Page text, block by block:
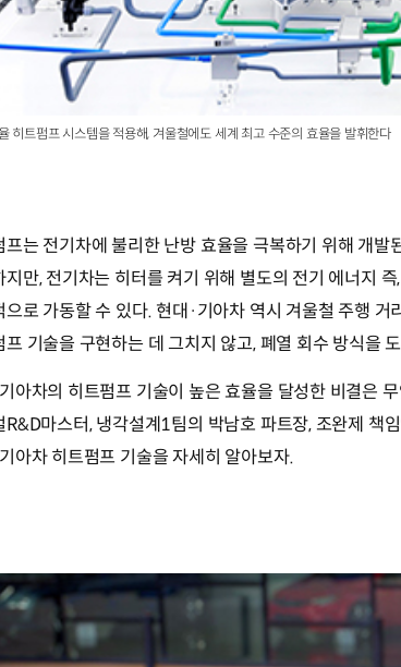
히트펌프 시스템을 적용해, 겨울철에도 세계 최고 수준의 효율을 발휘한다
프는 전기차에 불리한 난방 효율을 극복하기 위해 개
지만, 전기차는 히터를 켜기 위해 별도의 전기 에너지
으로 가동할 수 있다. 현대·기아차 역시 겨울철 주행
프 기술을 구현하는 데 그치지 않고, 폐열 회수 방식을
아차의 히트펌프 기술이 높은 효율을 달성한 비결은
R&D마스터, 냉각설계1팀의 박남호 파트장, 조완제 책
아차 히트펌프 기술을 자세히 알아보자.